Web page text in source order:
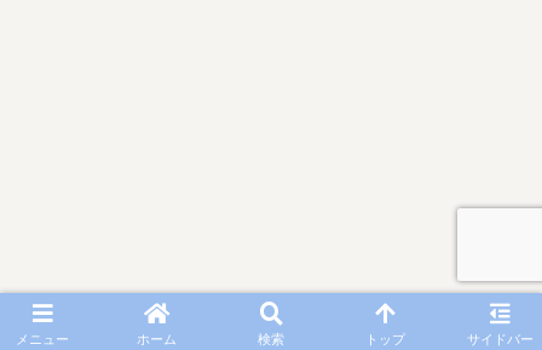
メニュー ホーム 検索 トップ サイドバー